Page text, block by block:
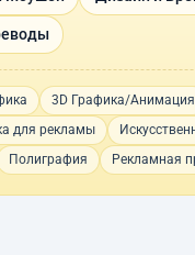
3D Графика/Анимация
для рекламы
Полиграфия Рекламная